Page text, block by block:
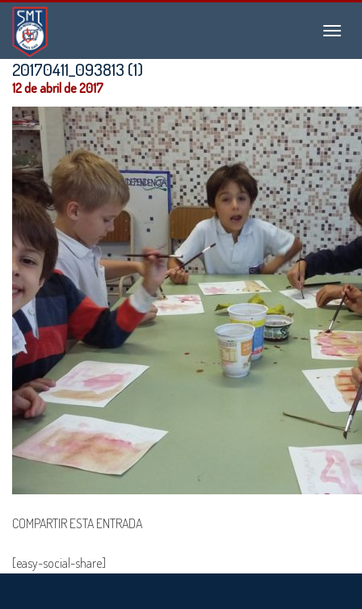
Menu
Instituto
San
Martín
de
Tours
20170411_093813 (1)
12 de abril de 2017
COMPARTIR ESTA ENTRADA
[easy-social-share]